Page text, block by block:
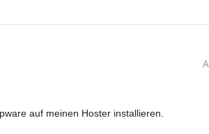
auf meinen Hoster installieren.